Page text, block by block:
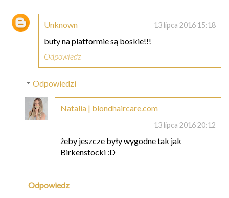
Unknown 13 lipca 2016 15:18
buty na platformie są boskie!!!
Odpowiedz
Odpowiedzi
Natalia | blondhaircare.com
13 lipca 2016 20:12
żeby jeszcze były wygodne tak jak
Birkenstocki :D
Odpowiedz